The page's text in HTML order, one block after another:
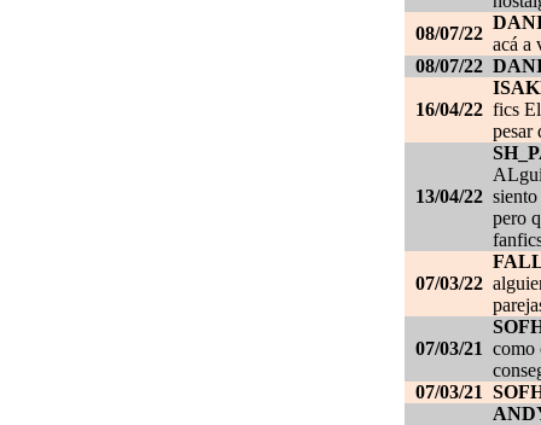
08/07/22
acá a
08/07/22
16/04/22 fics
pesar
13/04/22
pero
07/03/22
07/03/21 como
07/03/21